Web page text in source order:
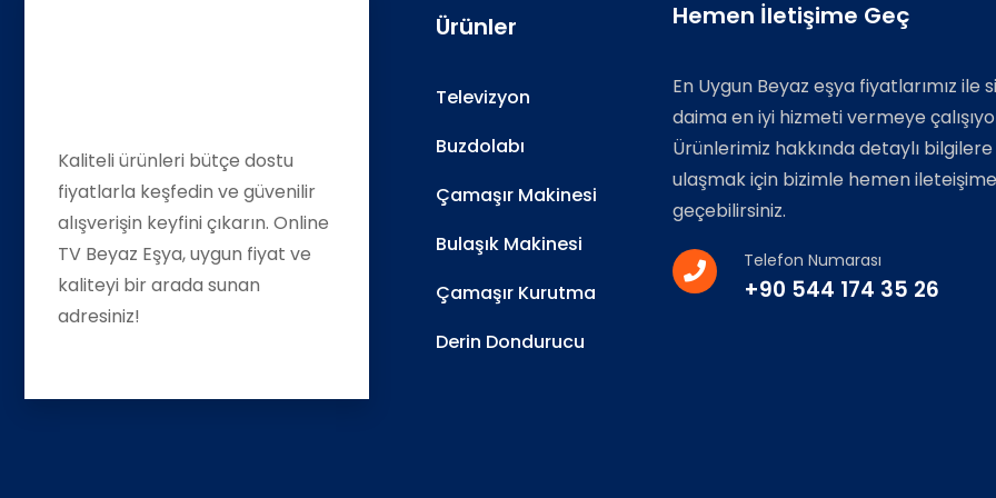
Kaliteli ürünleri bütçe dostu
fiyatlarla keşfedin ve güvenilir
alışverişin keyfini çıkarın. Online
TV Beyaz Eşya, uygun fiyat ve
kaliteyi bir arada sunan
adresiniz!
Ürünler
Televizyon
Buzdolabı
Çamaşır Makinesi
Bulaşık Makinesi
Çamaşır Kurutma
Derin Dondurucu
Hemen İletişime Geç
En Uygun Beyaz eşya fiyatlarımız ile
daima en iyi hizmeti vermeye
Ürünlerimiz hakkında detaylı bilgilere
ulaşmak için bizimle hemen ileteişime
geçebilirsiniz.
Telefon Numarası
+90 544 174 35 26